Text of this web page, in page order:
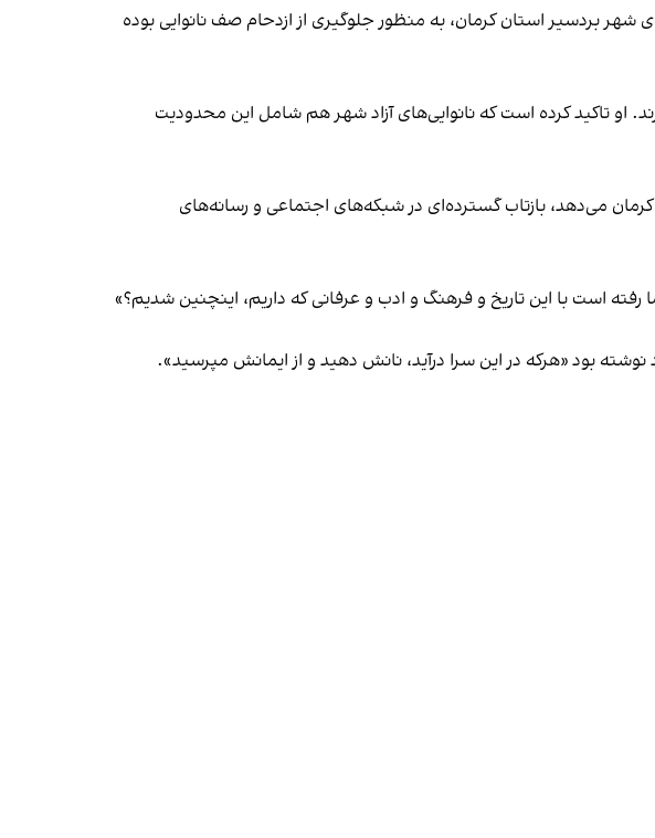
شهر بردسیر استان کرمان، به منظور جلوگیری از ازدحام صف نانوایی بوده
او تاکید کرده است که نانوایی‌های آزاد شهر هم شامل این محدودیت
می‌دهد، بازتاب گسترده‌ای در شبکه‌های اجتماعی و رسانه‌های
است با این تاریخ و فرهنگ و ادب و عرفانی که داریم، اینچنین شدیم؟»
بود «هرکه در این سرا درآید، نانش دهید و از ایمانش مپرسید».